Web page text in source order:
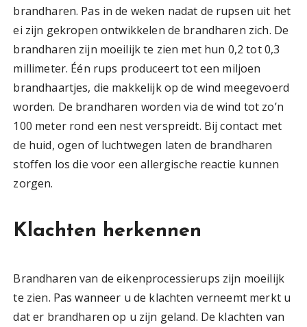
brandharen. Pas in de weken nadat de rupsen uit het
ei zijn gekropen ontwikkelen de brandharen zich. De
brandharen zijn moeilijk te zien met hun 0,2 tot 0,3
millimeter. Één rups produceert tot een miljoen
brandhaartjes, die makkelijk op de wind meegevoerd
worden. De brandharen worden via de wind tot zo’n
100 meter rond een nest verspreidt. Bij contact met
de huid, ogen of luchtwegen laten de brandharen
stoffen los die voor een allergische reactie kunnen
zorgen.
Klachten herkennen
Brandharen van de eikenprocessierups zijn moeilijk
te zien. Pas wanneer u de klachten verneemt merkt u
dat er brandharen op u zijn geland. De klachten van